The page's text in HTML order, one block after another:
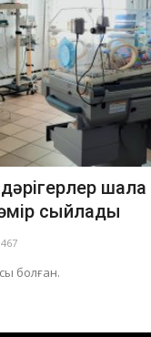
шала
сыйлады
467
болған.